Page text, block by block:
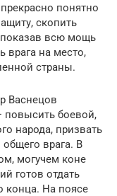
понятно
скопить
всю мощь
врага на место,
страны.
Васнецов
повысить боевой,
народа, призвать
врага. В
могучем коне
готов отдать
конца. На поясе